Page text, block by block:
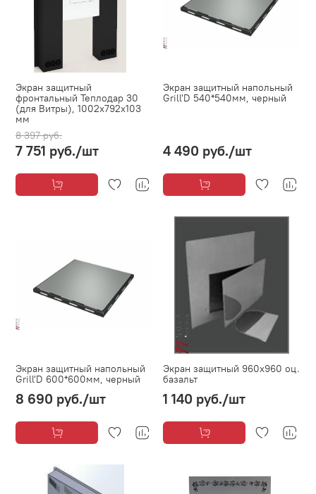
Экран защитный
фронтальный Теплодар 30
(для Витры), 1002x792x103
мм
8 397 руб.
7 751 руб./шт
Экран защитный напольный
Grill'D 540*540мм, черный
4 490 руб./шт
Экран защитный напольный
Grill'D 600*600мм, черный
8 690 руб./шт
Экран защитный 960х960 оц.
базальт
1 140 руб./шт